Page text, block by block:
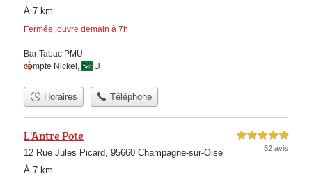
À 7 km
Fermée, ouvre demain à 7h
Bar Tabac PMU
compte Nickel , PMU
Horaires Téléphone
L'Antre Pote
12 Rue Jules Picard, 95660 Champagne-sur-Oise
À 7 km
5,0 étoiles sur 5
52 avis